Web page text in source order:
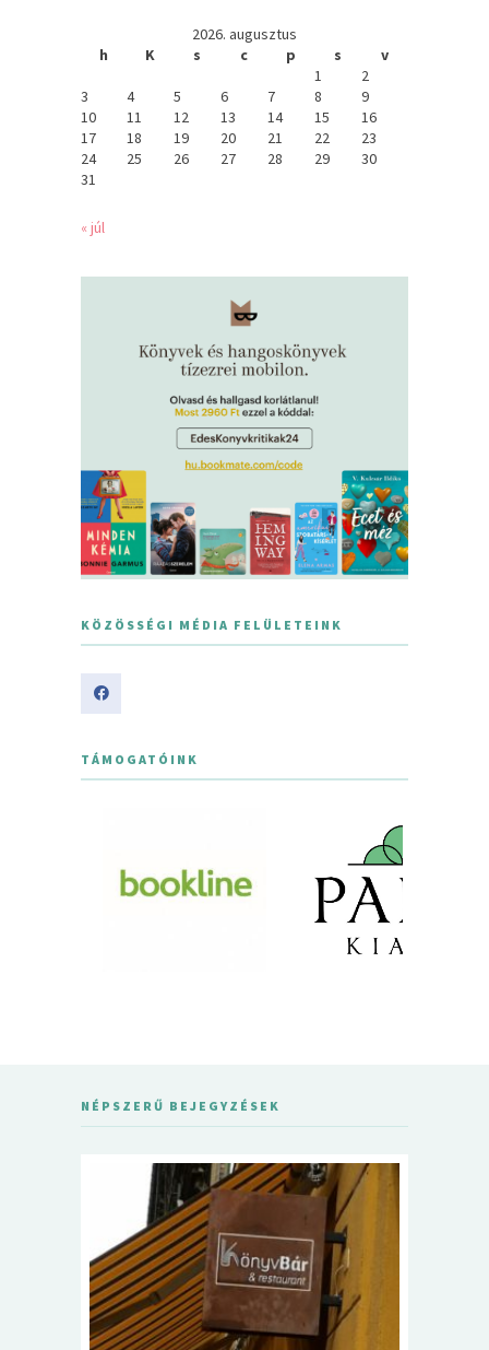
2026. augusztus
h
K s c p s
v
1
2
3
4 5 6 7 8
9
10
11 12 13 14 15
16
17
18 19 20 21 22
23
24
25 26 27 28 29
30
31
« júl
KÖZÖSSÉGI MÉDIA FELÜLETEINK
TÁMOGATÓINK
NÉPSZERŰ BEJEGYZÉSEK